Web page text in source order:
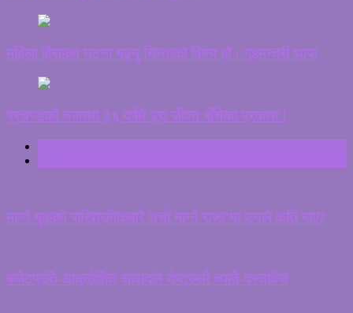
महिला हिंसाका घटना बढ्नुु चिन्ताको विषय हो : गृहमन्त्री थापा
प्रचण्डको नजरमा ३६ वर्षमै पूरा जीवन बाँचेका प्रकाश !
माग्ने बुढाको पारिश्रमिकबारे चर्चा माग्ने राजा’मा उनले कति पाए?
बजेटप्रति आक्रोशित सांसदले रोष्ट्रममै च्याते दस्तावेज